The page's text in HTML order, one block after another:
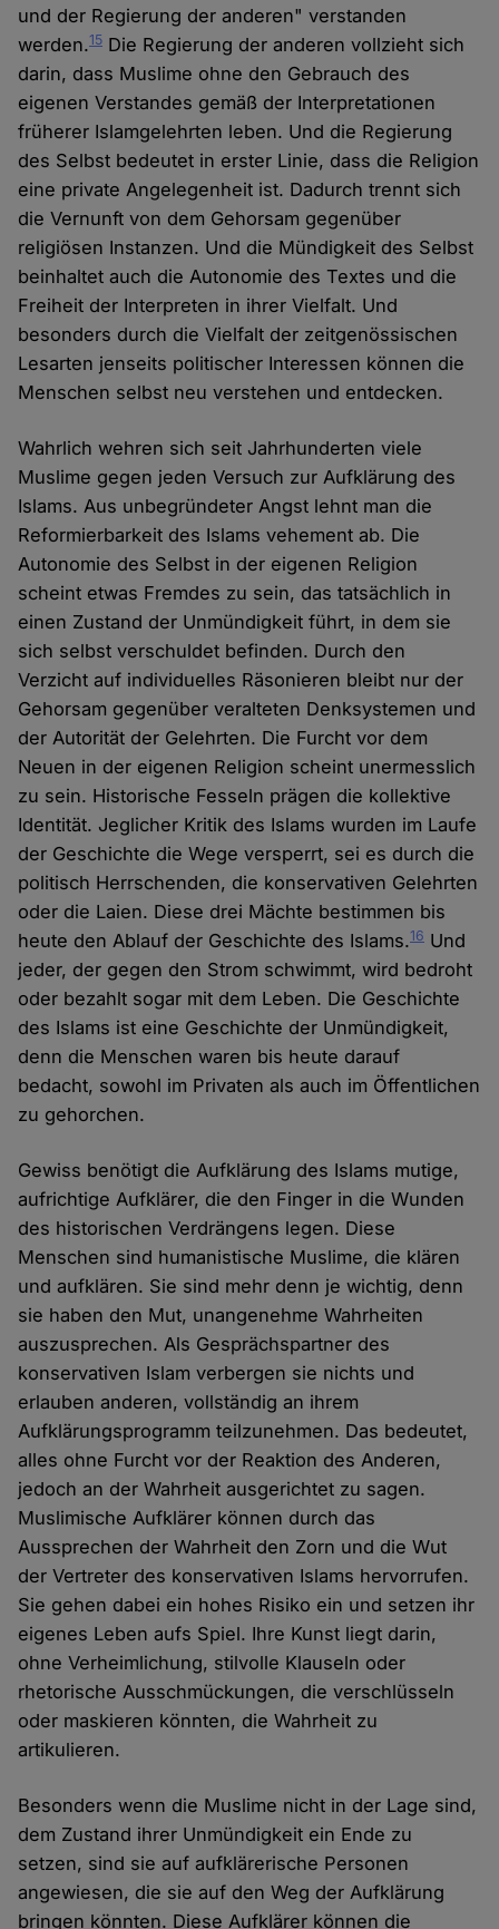
und der Regierung der anderen" verstanden
werden.15 Die Regierung der anderen vollzieht sich
darin, dass Muslime ohne den Gebrauch des
eigenen Verstandes gemäß der Interpretationen
früherer Islamgelehrten leben. Und die Regierung
des Selbst bedeutet in erster Linie, dass die Religion
eine private Angelegenheit ist. Dadurch trennt sich
die Vernunft von dem Gehorsam gegenüber
religiösen Instanzen. Und die Mündigkeit des Selbst
beinhaltet auch die Autonomie des Textes und die
Freiheit der Interpreten in ihrer Vielfalt. Und
besonders durch die Vielfalt der zeitgenössischen
Lesarten jenseits politischer Interessen können die
Menschen selbst neu verstehen und entdecken.
Wahrlich wehren sich seit Jahrhunderten viele
Muslime gegen jeden Versuch zur Aufklärung des
Islams. Aus unbegründeter Angst lehnt man die
Reformierbarkeit des Islams vehement ab. Die
Autonomie des Selbst in der eigenen Religion
scheint etwas Fremdes zu sein, das tatsächlich in
einen Zustand der Unmündigkeit führt, in dem sie
sich selbst verschuldet befinden. Durch den
Verzicht auf individuelles Räsonieren bleibt nur der
Gehorsam gegenüber veralteten Denksystemen und
der Autorität der Gelehrten. Die Furcht vor dem
Neuen in der eigenen Religion scheint unermesslich
zu sein. Historische Fesseln prägen die kollektive
Identität. Jeglicher Kritik des Islams wurden im Laufe
der Geschichte die Wege versperrt, sei es durch die
politisch Herrschenden, die konservativen Gelehrten
oder die Laien. Diese drei Mächte bestimmen bis
heute den Ablauf der Geschichte des Islams.16 Und
jeder, der gegen den Strom schwimmt, wird bedroht
oder bezahlt sogar mit dem Leben. Die Geschichte
des Islams ist eine Geschichte der Unmündigkeit,
denn die Menschen waren bis heute darauf
bedacht, sowohl im Privaten als auch im Öffentlichen
zu gehorchen.
Gewiss benötigt die Aufklärung des Islams mutige,
aufrichtige Aufklärer, die den Finger in die Wunden
des historischen Verdrängens legen. Diese
Menschen sind humanistische Muslime, die klären
und aufklären. Sie sind mehr denn je wichtig, denn
sie haben den Mut, unangenehme Wahrheiten
auszusprechen. Als Gesprächspartner des
konservativen Islam verbergen sie nichts und
erlauben anderen, vollständig an ihrem
Aufklärungsprogramm teilzunehmen. Das bedeutet,
alles ohne Furcht vor der Reaktion des Anderen,
jedoch an der Wahrheit ausgerichtet zu sagen.
Muslimische Aufklärer können durch das
Aussprechen der Wahrheit den Zorn und die Wut
der Vertreter des konservativen Islams hervorrufen.
Sie gehen dabei ein hohes Risiko ein und setzen ihr
eigenes Leben aufs Spiel. Ihre Kunst liegt darin,
ohne Verheimlichung, stilvolle Klauseln oder
rhetorische Ausschmückungen, die verschlüsseln
oder maskieren könnten, die Wahrheit zu
artikulieren.
Besonders wenn die Muslime nicht in der Lage sind,
dem Zustand ihrer Unmündigkeit ein Ende zu
setzen, sind sie auf aufklärerische Personen
angewiesen, die sie auf den Weg der Aufklärung
bringen könnten. Diese Aufklärer können die